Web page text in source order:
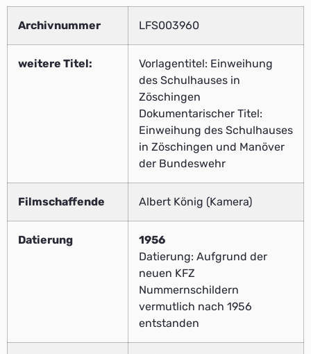
Archivnummer LFS003960
weitere Titel:
Vorlagentitel: Einweihung
des Schulhauses in
Zöschingen
Dokumentarischer Titel:
Einweihung des Schulhauses
in Zöschingen und Manöver
der Bundeswehr
Filmschaffende Albert König (Kamera)
Datierung
1956
Datierung: Aufgrund der
neuen KFZ
Nummernschildern
vermutlich nach 1956
entstanden